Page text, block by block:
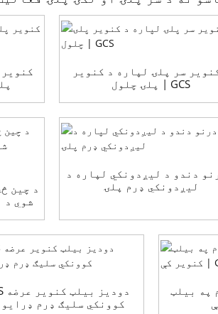
سر پلۍ لپاره د کنویر
پلۍ چلول | GCS
د چین
شوي د
دندو د لیږدونکي لپاره د
لیږدونکي ډرم پلۍ
کوونکي سلیګ ډرم
په بیلټ